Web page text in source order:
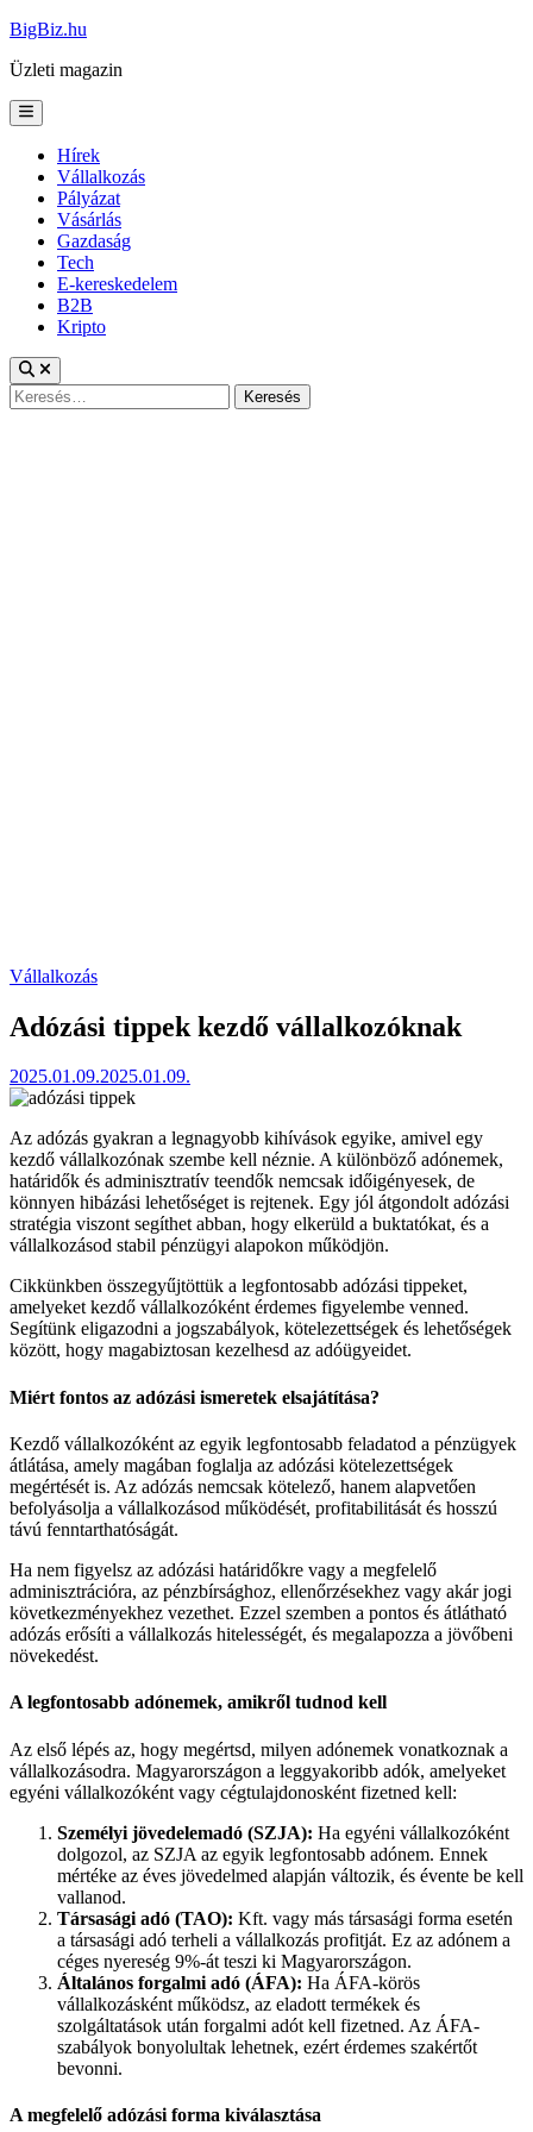
Skip
content
BigBiz.hu
Üzleti magazin
Main
Menu
Hírek
Vállalkozás
Pályázat
Vásárlás
Gazdaság
Tech
E-kereskedelem
B2B
Kripto
Keresés:
Posted
Vállalkozás
Adózási tippek kezdő vállalkozóknak
2025.01.09.2025.01.09.
Az adózás gyakran a legnagyobb kihívások egyike, amivel egy
kezdő vállalkozónak szembe kell néznie. A különböző adónemek,
határidők és adminisztratív teendők nemcsak időigényesek, de
könnyen hibázási lehetőséget is rejtenek. Egy jól átgondolt adózási
stratégia viszont segíthet abban, hogy elkerüld a buktatókat, és a
vállalkozásod stabil pénzügyi alapokon működjön.
Cikkünkben összegyűjtöttük a legfontosabb adózási tippeket,
amelyeket kezdő vállalkozóként érdemes figyelembe venned.
Segítünk eligazodni a jogszabályok, kötelezettségek és lehetőségek
között, hogy magabiztosan kezelhesd az adóügyeidet.
Miért fontos az adózási ismeretek elsajátítása?
Kezdő vállalkozóként az egyik legfontosabb feladatod a pénzügyek
átlátása, amely magában foglalja az adózási kötelezettségek
megértését is. Az adózás nemcsak kötelező, hanem alapvetően
befolyásolja a vállalkozásod működését, profitabilitását és hosszú
távú fenntarthatóságát.
Ha nem figyelsz az adózási határidőkre vagy a megfelelő
adminisztrációra, az pénzbírsághoz, ellenőrzésekhez vagy akár jogi
következményekhez vezethet. Ezzel szemben a pontos és átlátható
adózás erősíti a vállalkozás hitelességét, és megalapozza a jövőbeni
növekedést.
A legfontosabb adónemek, amikről tudnod kell
Az első lépés az, hogy megértsd, milyen adónemek vonatkoznak a
vállalkozásodra. Magyarországon a leggyakoribb adók, amelyeket
egyéni vállalkozóként vagy cégtulajdonosként fizetned kell:
Személyi jövedelemadó (SZJA): Ha egyéni vállalkozóként
dolgozol, az SZJA az egyik legfontosabb adónem. Ennek
mértéke az éves jövedelmed alapján változik, és évente be kell
vallanod.
Társasági adó (TAO): Kft. vagy más társasági forma esetén
a társasági adó terheli a vállalkozás profitját. Ez az adónem a
céges nyereség 9%-át teszi ki Magyarországon.
Általános forgalmi adó (ÁFA): Ha ÁFA-körös
vállalkozásként működsz, az eladott termékek és
szolgáltatások után forgalmi adót kell fizetned. Az ÁFA-
szabályok bonyolultak lehetnek, ezért érdemes szakértőt
bevonni.
A megfelelő adózási forma kiválasztása